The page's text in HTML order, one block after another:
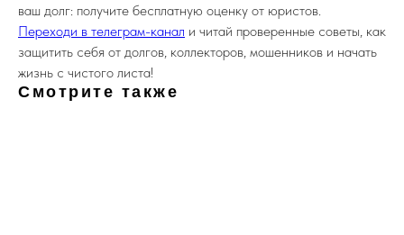
ваш долг: получите бесплатную оценку от юристов.
Переходи в телеграм-канал и читай проверенные советы, как
защитить себя от долгов, коллекторов, мошенников и начать
жизнь с чистого листа!
Смотрите также